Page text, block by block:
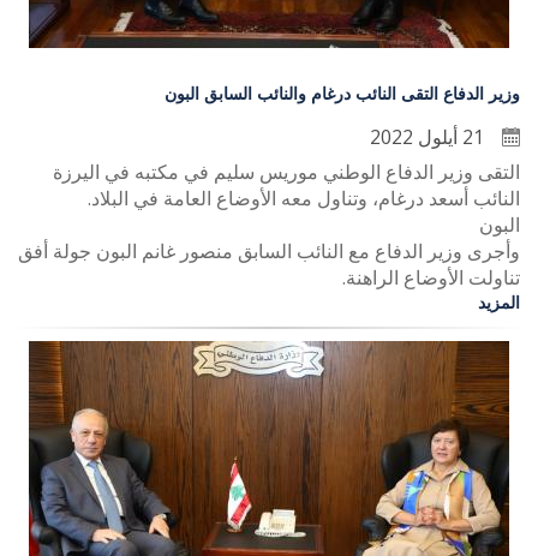
وزير الدفاع التقى النائب درغام والنائب السابق البون
التقى وزير الدفاع الوطني موريس سليم في مكتبه في اليرزة
النائب أسعد درغام، وتناول معه الأوضاع العامة في البلاد.
البون
وأجرى وزير الدفاع مع النائب السابق منصور غانم البون جولة أفق
تناولت الأوضاع الراهنة.
المزيد